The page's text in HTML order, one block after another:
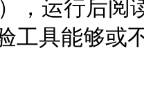
运行后阅
工具能够